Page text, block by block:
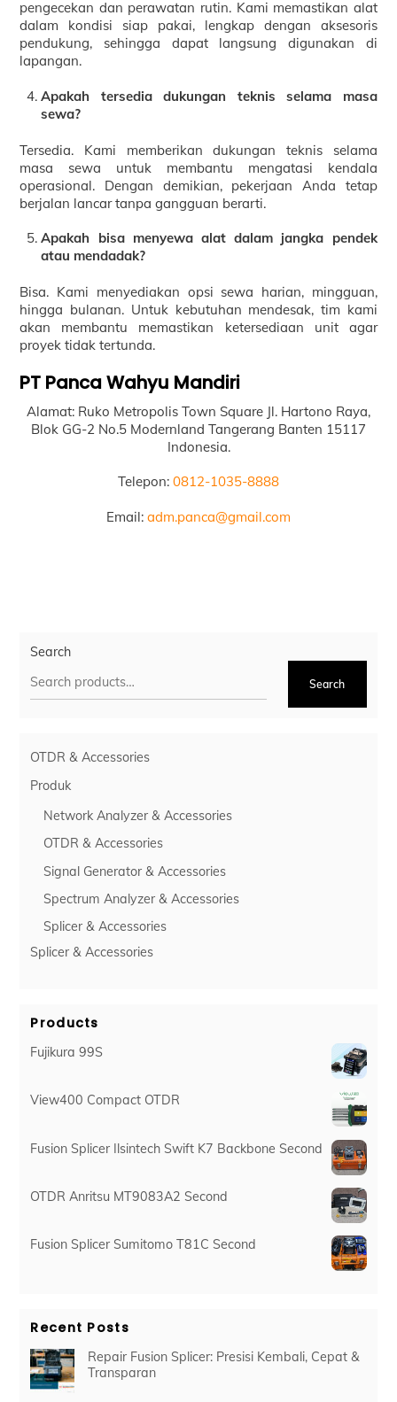
pengecekan dan perawatan rutin. Kami memastikan alat
dalam kondisi siap pakai, lengkap dengan aksesoris
pendukung, sehingga dapat langsung digunakan di
lapangan.
Apakah tersedia dukungan teknis selama masa
sewa?
Tersedia. Kami memberikan dukungan teknis selama
masa sewa untuk membantu mengatasi kendala
operasional. Dengan demikian, pekerjaan Anda tetap
berjalan lancar tanpa gangguan berarti.
Apakah bisa menyewa alat dalam jangka pendek
atau mendadak?
Bisa. Kami menyediakan opsi sewa harian, mingguan,
hingga bulanan. Untuk kebutuhan mendesak, tim kami
akan membantu memastikan ketersediaan unit agar
proyek tidak tertunda.
PT Panca Wahyu Mandiri
Alamat: Ruko Metropolis Town Square Jl. Hartono Raya,
Blok GG-2 No.5 Modernland Tangerang Banten 15117
Indonesia.
Telepon: 0812-1035-8888
Email: adm.panca@gmail.com
Search
Search
OTDR & Accessories
Produk
Network Analyzer & Accessories
OTDR & Accessories
Signal Generator & Accessories
Spectrum Analyzer & Accessories
Splicer & Accessories
Splicer & Accessories
Products
Fujikura 99S
View400 Compact OTDR
Fusion Splicer Ilsintech Swift K7 Backbone Second
OTDR Anritsu MT9083A2 Second
Fusion Splicer Sumitomo T81C Second
Recent Posts
Repair Fusion Splicer: Presisi Kembali, Cepat &
Transparan